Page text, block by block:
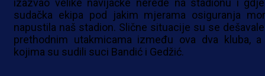
izazvao velike navijačke nerede na stadionu i
sudačka ekipa pod jakim mjerama osiguranja
napustila naš stadion. Slične situacije su se
prethodnim utakmicama između ova dva kluba, a
kojima su sudili suci Bandić i Gedžić.